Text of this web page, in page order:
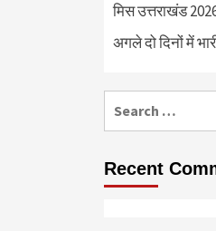
मिस उत्तराखंड
अगले दो दिनों में
Recent